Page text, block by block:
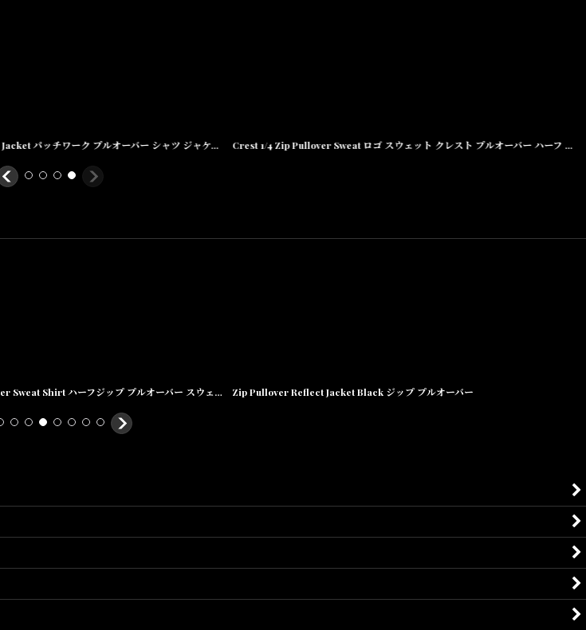
Patchwork Pullover Shirts Jacket パッチワーク プルオーバー シャツ ジャケット ハーフ ジップ Army Green グリーン Crest 1/4 Zip Pullover Sweat ロゴ スウェット クレスト プルオーバー ハーフ ジップ Slate Navy ネイビー
Pigment Dye 1/4 Zip Pullover Sweat Shirt ハーフジップ プルオーバー スウェット シャツk Zip Pullover Reflect Jacket Black ジップ プルオーバー